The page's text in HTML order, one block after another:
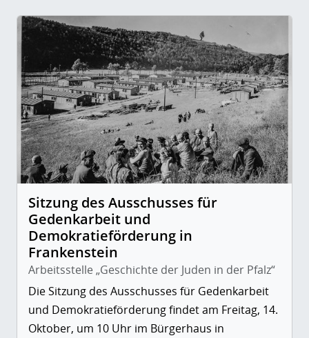
Sitzung des Ausschusses für
Gedenkarbeit und
Demokratieförderung in
Frankenstein
Arbeitsstelle „Geschichte der Juden in der Pfalz“
Die Sitzung des Ausschusses für Gedenkarbeit
und Demokratieförderung findet am Freitag, 14.
Oktober, um 10 Uhr im Bürgerhaus in